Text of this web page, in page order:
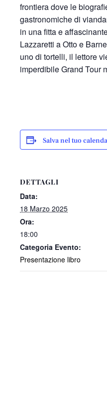
frontiera dove le
gastronomiche di
in una fitta e
Lazzaretti a Otto e
uno di tortelli, il lettore
imperdibile Grand Tour
Salva nel tuo
DETTAGLI
Data:
18 Marzo 2025
Ora:
18:00
Categoria Evento:
Presentazione libro